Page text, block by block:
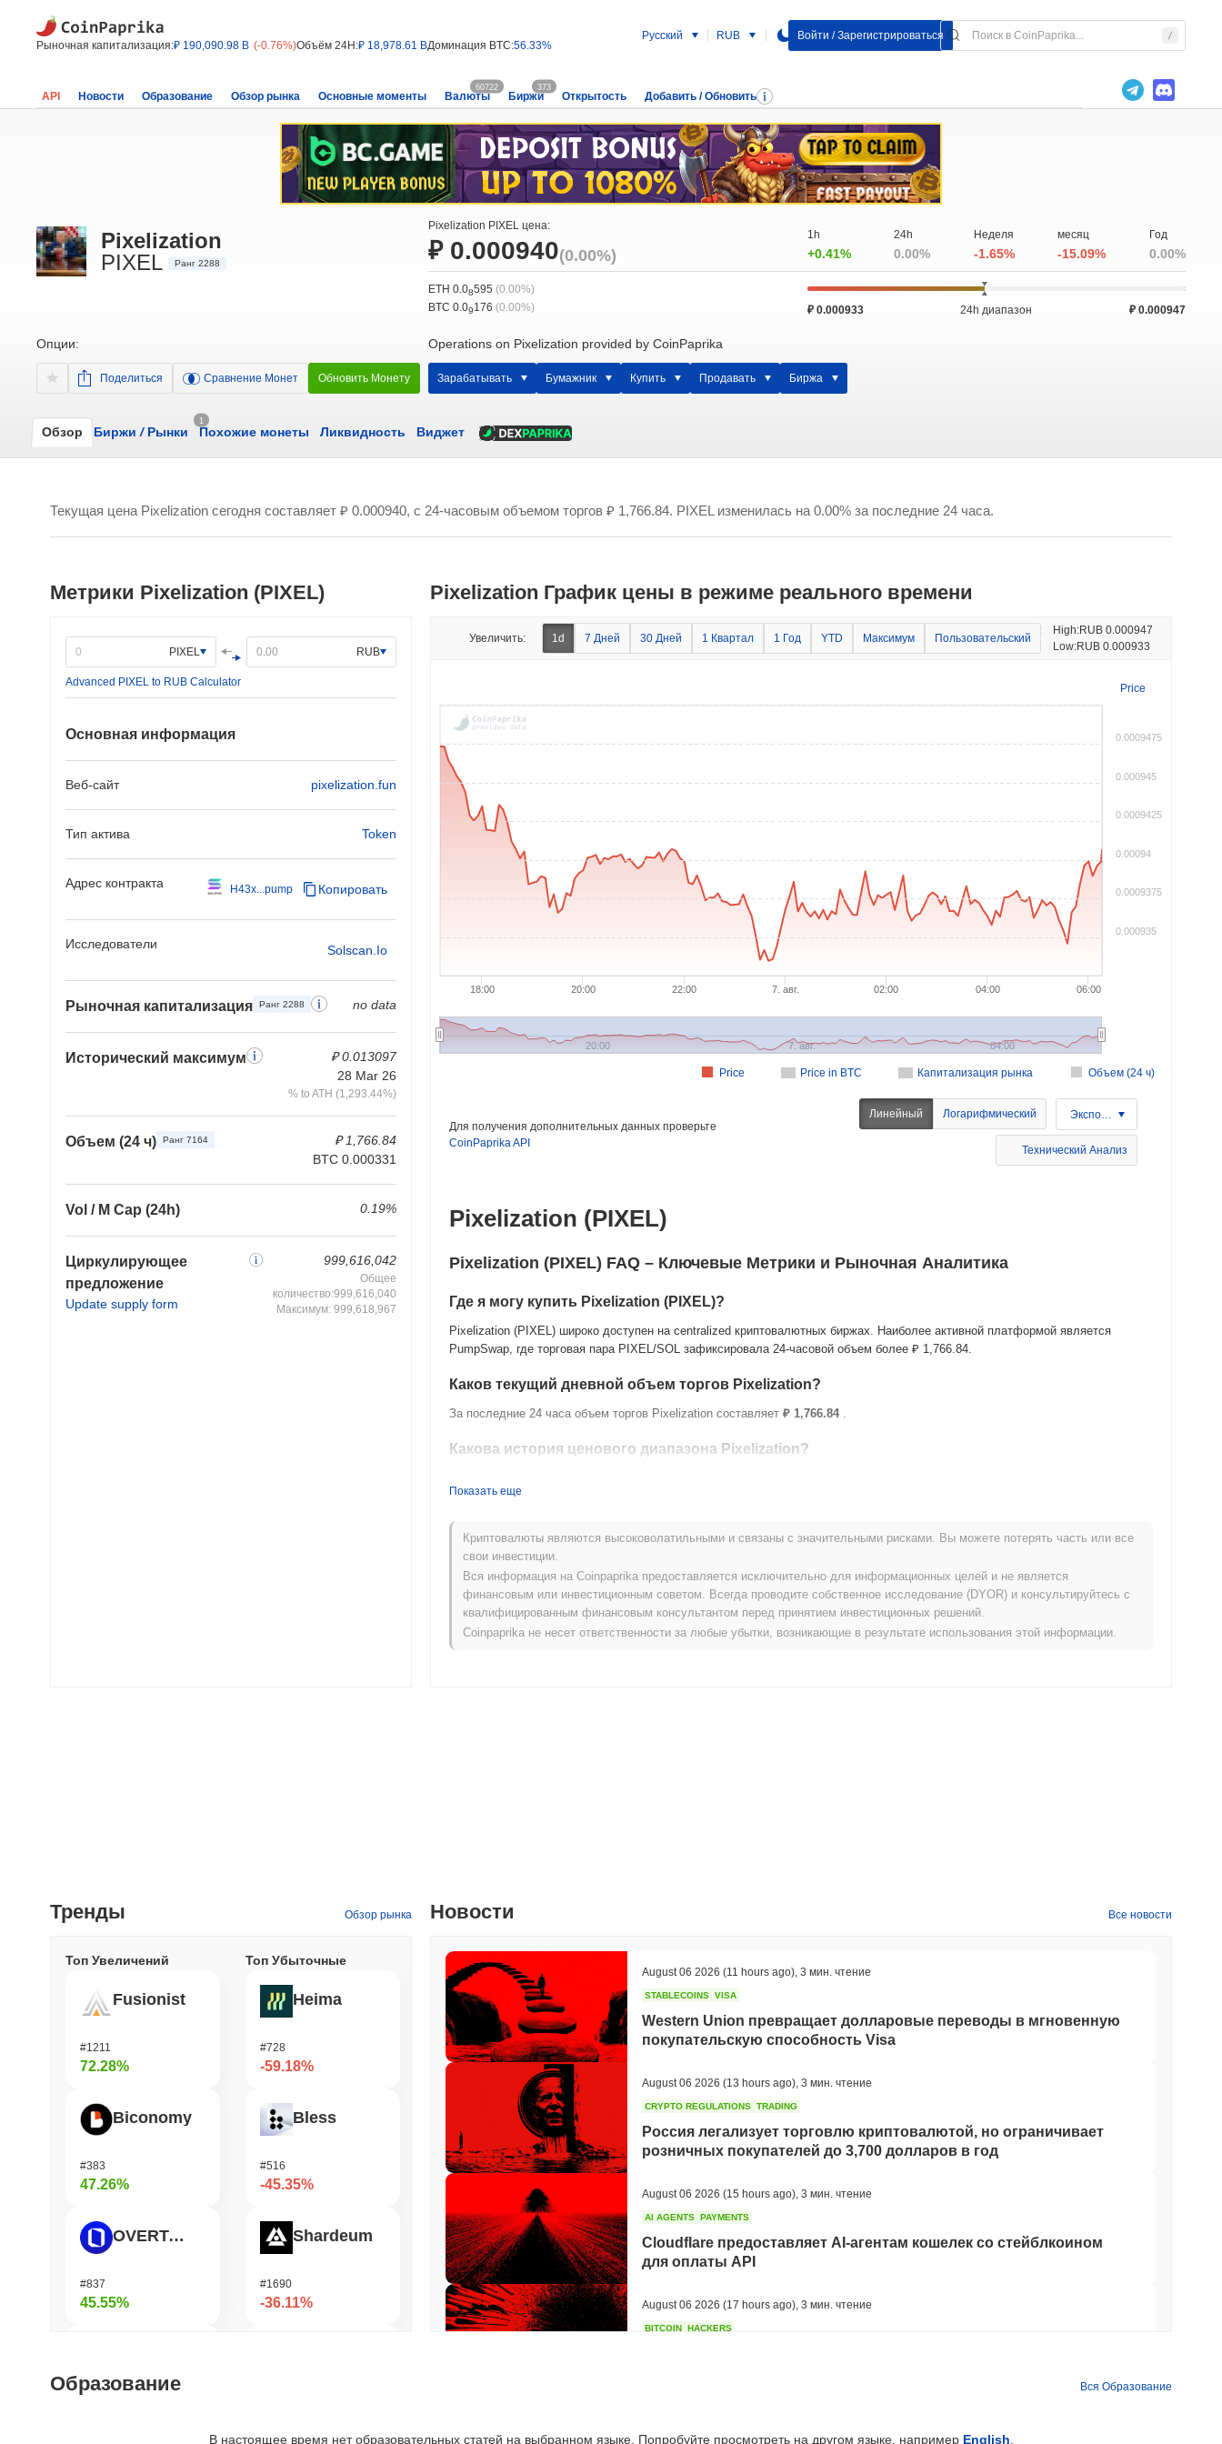
Рыночная капитализация:₽ 190,090.98 B (-0.76%)Объём 24H:₽ 18,978.61 BДоминация BTC:56.33%
Русский RUB Войти / Зарегистрироваться
API Новости Образование Обзор рынка Основные моменты Валюты
60722
Биржи
373
Открытость Добавить / Обновить
Pixelization
PIXEL
Ранг 2288
Опции:
Поделиться Сравнение Монет Обновить Монету
Pixelization PIXEL цена:
₽ 0.000940(0.00%)
1h
+0.41%
24h
0.00%
Неделя
-1.65%
месяц
-15.09%
Год
0.00%
ETH 0.08595 (0.00%)
BTC 0.09176 (0.00%) ₽ 0.000933 24h диапазон ₽ 0.000947
Operations on Pixelization provided by CoinPaprika
Зарабатывать Бумажник Купить Продавать Биржа
Обзор Биржи /Рынки
1
Похожие монеты Ликвидность Виджет
Текущая цена Pixelization сегодня составляет ₽ 0.000940, с 24-часовым объемом торгов ₽ 1,766.84. PIXEL изменилась на 0.00% за последние 24 часа.
Метрики Pixelization (PIXEL)
PIXEL RUB
Advanced PIXEL to RUB Calculator
Основная информация
Веб-сайт pixelization.fun
Тип актива Token
Адрес контракта H43x...pump Копировать
Исследователи Solscan.io
Рыночная капитализация Ранг 2288 no data
Исторический максимум
₽ 0.013097
28 Mar 26
% to ATH (1,293.44%)
Объем (24 ч) Ранг 7164
₽ 1,766.84
BTC 0.000331
Vol / M Cap (24h) 0.19%
Циркулирующее
предложение
Update supply form
999,616,042
Общее
количество:999,616,040
Максимум: 999,618,967
Pixelization График цены в режиме реального времени
Увеличить: 1d 7 Дней 30 Дней 1 Квартал 1 Год YTD Максимум Пользовательский
Изменение цены:
High:RUB 0.000947
Low:RUB 0.000933
Price
Price in BTC Капитализация рынка Объем (24 ч)
Price
18:00 20:00 22:00 7. авг. 02:00 04:00 06:00
7. авг.
20:00 04:00
0.000935
0.0009375
0.00094
0.0009425
0.000945
0.0009475
Для получения дополнительных данных проверьте
CoinPaprika API
Линейный Логарифмический Экспорт
Технический Анализ
Pixelization (PIXEL)
Pixelization (PIXEL) FAQ – Ключевые Метрики и Рыночная Аналитика
Где я могу купить Pixelization (PIXEL)?
Pixelization (PIXEL) широко доступен на centralized криптовалютных биржах. Наиболее активной платформой является
PumpSwap, где торговая пара PIXEL/SOL зафиксировала 24-часовой объем более ₽ 1,766.84.
Каков текущий дневной объем торгов Pixelization?
За последние 24 часа объем торгов Pixelization составляет ₽ 1,766.84 .
Какова история ценового диапазона Pixelization?
Исторический минимум (ATL):
Pixelization в настоящее время торгуется на ~92.82%ниже своего ATH .
Какова текущая рыночная капитализация Pixelization?
Рыночная капитализация Pixelization составляет приблизительно₽ 939,501.00 , занимая #2288 место в мире по размеру
рынка. Эта цифра рассчитывается на основе циркулирующего предложения в 999 616 042 токенов PIXEL.
Как Pixelization работает по сравнению с более широким криптовалютным рынком?
Показать еще
Криптовалюты являются высоковолатильными и связаны с значительными рисками. Вы можете потерять часть или все
свои инвестиции.
Вся информация на Coinpaprika предоставляется исключительно для информационных целей и не является
финансовым или инвестиционным советом. Всегда проводите собственное исследование (DYOR) и консультируйтесь с
квалифицированным финансовым консультантом перед принятием инвестиционных решений.
Coinpaprika не несет ответственности за любые убытки, возникающие в результате использования этой информации.
Тренды Обзор рынка
Топ Увеличений
Fusionist
#1211
72.28%
Biconomy
#383
47.26%
OVERTAKE
#837
45.55%
Топ Убыточные
Heima
#728
-59.18%
Bless
#516
-45.35%
Shardeum
#1690
-36.11%
Новости Все новости
August 06 2026 (11 hours ago) 3 мин. чтение
STABLECOINS VISA
Western Union превращает долларовые переводы в мгновенную
покупательскую способность Visa
August 06 2026 (13 hours ago) 3 мин. чтение
CRYPTO REGULATIONS TRADING
Россия легализует торговлю криптовалютой, но ограничивает
розничных покупателей до 3,700 долларов в год
August 06 2026 (15 hours ago) 3 мин. чтение
AI AGENTS PAYMENTS
Cloudflare предоставляет AI-агентам кошелек со стейблкоином
для оплаты API
August 06 2026 (17 hours ago) 3 мин. чтение
BITCOIN HACKERS
CIRCLE TOKENIZATION
Образование Вся Образование
В настоящее время нет образовательных статей на выбранном языке. Попробуйте просмотреть на другом языке, например English